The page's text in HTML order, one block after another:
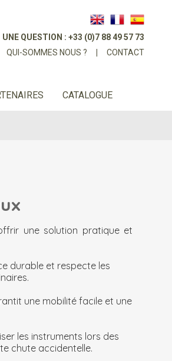
UNE QUESTION : +33 (0)7 88 49 57 73
QUI-SOMMES NOUS ? CONTACT
CATALOGUE
une solution pratique et
durable et respecte les
une mobilité facile et une
les instruments lors des
chute accidentelle.